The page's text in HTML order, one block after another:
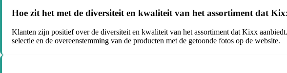
Hoe zit het met de diversiteit en kwaliteit van het assortiment dat
Klanten zijn positief over de diversiteit en kwaliteit van het assortiment dat Kixx
selectie en de overeenstemming van de producten met de getoonde fotos op de website.